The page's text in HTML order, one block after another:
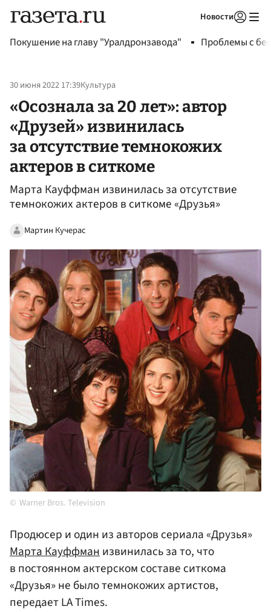
Новости
Покушение на главу "Уралдронзавода" Проблемы с
30 июня 2022 17:39Культура
«Осознала за 20 лет»: автор
«Друзей» извинилась
за отсутствие темнокожих
актеров в ситкоме
Марта Кауффман извинилась за отсутствие
темнокожих актеров в ситкоме «Друзья»
Мартин Кучерас
Warner Bros. Television
Продюсер и один из авторов сериала «Друзья»
Марта Кауффманизвинилась за то, что
в постоянном актерском составе ситкома
«Друзья» не было темнокожих артистов,
передает LA Times.